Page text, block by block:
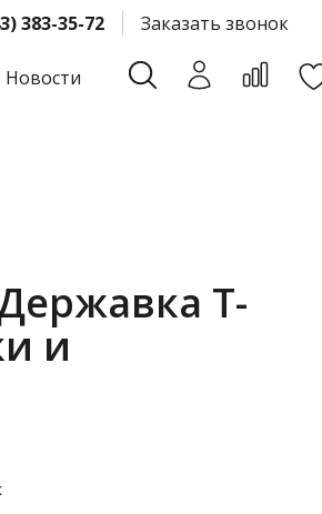
383-35-72 Заказать звонок
Новости
T-
и